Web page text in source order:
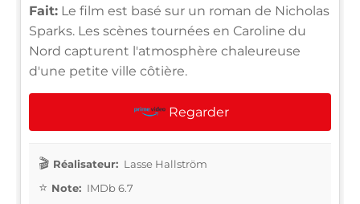
Fait: Le film est basé sur un roman de Nicholas
Sparks. Les scènes tournées en Caroline du
Nord capturent l'atmosphère chaleureuse
d'une petite ville côtière.
Regarder
Réalisateur: Lasse Hallström
Note: IMDb 6.7